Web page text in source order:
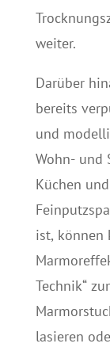
weiter.
Darüber
bereits
und
Wohn- und
Küchen
ist, können
Technik“
lasieren